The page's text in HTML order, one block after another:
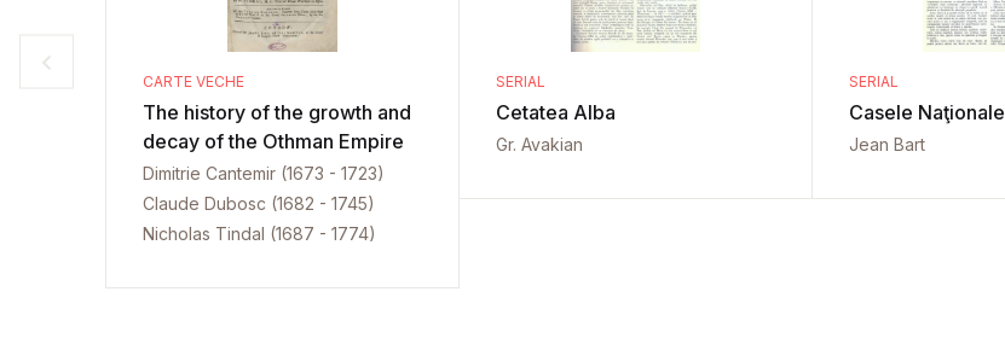
CARTE VECHE
The history of the growth and
decay of the Othman Empire
Dimitrie Cantemir (1673 - 1723)
Claude Dubosc (1682 - 1745)
Nicholas Tindal (1687 - 1774)
SERIAL
Cetatea Alba
Gr. Avakian
SERIAL
Casele Naţionale
Jean Bart